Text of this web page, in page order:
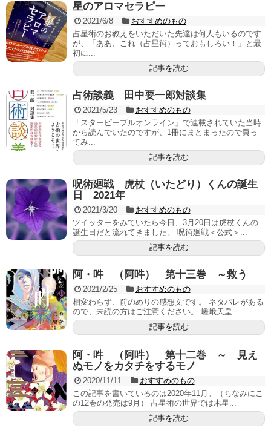
星のアロマセラピー
2021/6/8
おすすめのもの
占星術のお教えをいただいた先達は何人もいるのです
が、「ああ、これ（占星術）っておもしろい！」と最
初に...
記事を読む
占術談義 田中要一郎対談集
2021/5/23
おすすめのもの
「スターピープルオンライン」で連載されていた当時
から読んでいたのですが、1冊にまとまったので買っ
てみ...
記事を読む
呪術廻戦 虎杖（いたどり）くんの誕生
日 2021年
2021/3/20
おすすめのもの
ツイッターをみていたら今日、3月20日は虎杖くんの
誕生日だと流れてきました。 呪術廻戦＜公式＞...
記事を読む
阿・吽 （阿吽） 第十三巻 ～救う
2021/2/25
おすすめのもの
相変わらず、前のめりの感想文です。 ネタバレがある
ので、未読の方はご注意ください。 嵯峨天皇...
記事を読む
阿・吽 （阿吽） 第十二巻 ～ 見え
ぬモノをカタチをするモノ
2020/11/11
おすすめのもの
この記事を書いているのは2020年11月。（ちなみにこ
の12巻の発売は9月） 占星術の世界では木星...
記事を読む